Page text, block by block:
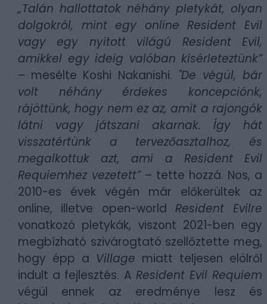
„Talán hallottatok néhány pletykát, olyan
dolgokról, mint egy online Resident Evil
vagy egy nyitott világú Resident Evil,
amikkel egy ideig valóban kísérleteztünk”
– mesélte Koshi Nakanishi. "De végül, bár
volt néhány érdekes koncepciónk,
rájöttünk, hogy nem ez az, amit a rajongók
látni vagy játszani akarnak. Így hát
visszatértünk a tervezőasztalhoz, és
megalkottuk azt, ami a Resident Evil
Requiemhez vezetett”– tette hozzá. Nos, a
2010-es évek végén már előkerültek az
online, illetve open-world Resident Evilre
vonatkozó pletykák, viszont 2021-ben egy
megbízható szivárogtató szellőztette meg,
hogy épp a Village miatt teljesen elölről
indult a fejlesztés. A Resident Evil Requiem
végül ennek az eredménye lesz és